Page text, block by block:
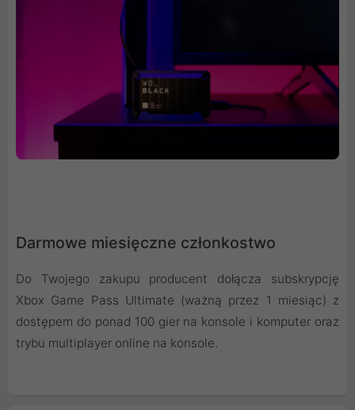
Darmowe miesięczne członkostwo
Do Twojego zakupu producent dołącza subskrypcję
Xbox Game Pass Ultimate (ważną przez 1 miesiąc) z
dostępem do ponad 100 gier na konsole i komputer oraz
trybu multiplayer online na konsole.